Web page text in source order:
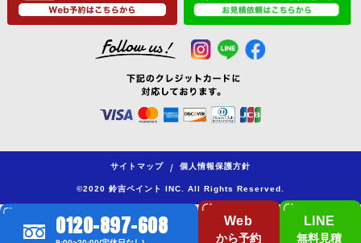
サイトマップ / 個人情報保護方針
©2020 鈴吉ペイント INC. All Rights Reserved.
0120-897-608 Web
から予約
LINE
無料見積